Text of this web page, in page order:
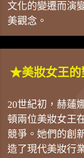
文化的變遷而演
美觀念。
★美妝女王的
20世紀初，赫蓮
頓兩位美妝女王
競爭。她們的創
造了現代美妝行